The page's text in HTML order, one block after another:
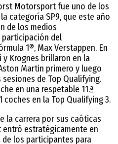
Motorsport fue uno de los
categoría SP9, que este año
de los medios
del
1®, Max Verstappen. En
y Krognes brillaron en la
Martin primero y luego
de Top Qualifying.
en una respetable 11.ª
coches en la Top Qualifying 3.
la carrera por sus caóticas
entró estratégicamente en
los participantes para